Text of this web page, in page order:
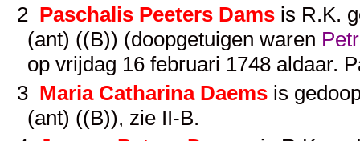
2 Paschalis Peeters Damsis R.K.
(ant) ((B)) (doopgetuigen waren
op vrijdag 16 februari 1748 aldaar.
3 Maria Catharina Daemsis
(ant) ((B)), zie II-B.